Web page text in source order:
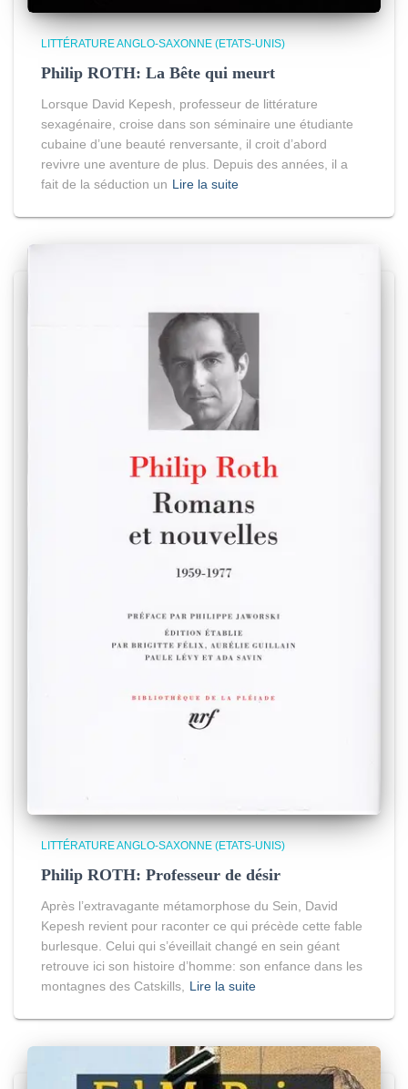
LITTÉRATURE ANGLO-SAXONNE (ETATS-UNIS)
Philip ROTH: La Bête qui meurt
Lorsque David Kepesh, professeur de littérature
sexagénaire, croise dans son séminaire une étudiante
cubaine d’une beauté renversante, il croit d’abord
revivre une aventure de plus. Depuis des années, il a
fait de la séduction un Lire la suite
LITTÉRATURE ANGLO-SAXONNE (ETATS-UNIS)
Philip ROTH: Professeur de désir
Après l’extravagante métamorphose du Sein, David
Kepesh revient pour raconter ce qui précède cette fable
burlesque. Celui qui s’éveillait changé en sein géant
retrouve ici son histoire d’homme: son enfance dans les
montagnes des Catskills,
Lire la suite